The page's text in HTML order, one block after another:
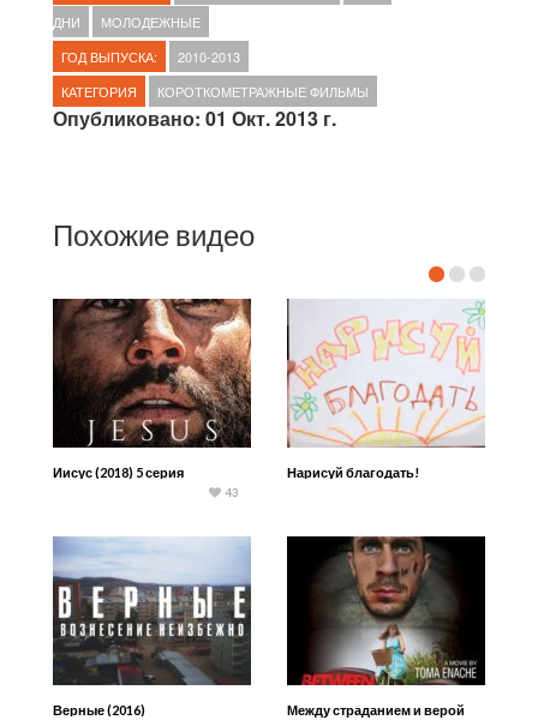
ДНИ
МОЛОДЕЖНЫЕ
ГОД ВЫПУСКА:
2010-2013
КАТЕГОРИЯ
КОРОТКОМЕТРАЖНЫЕ ФИЛЬМЫ
Опубликовано: 01 Окт. 2013 г.
Похожие видео
Иисус (2018) 5 серия
43
Нарисуй благодать!
Верные (2016)
Между страданием и верой